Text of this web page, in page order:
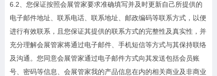
6.2、您保证按照会展管家要求准确填写并及时更新自己所提供的
电子邮件地址、联系电话、联系地址、邮政编码等联系方式，以便
进行有效联系，且您保证其提供的联系方式的完整性及真实性，并
充分理解会展管家将通过电子邮件、手机短信等方式与其保持联络
及沟通。您同意会展管家通过电子邮件方式向其发送包括会员账
号、密码等信息、会展管家我的产品信息在内的相关商业及非商业